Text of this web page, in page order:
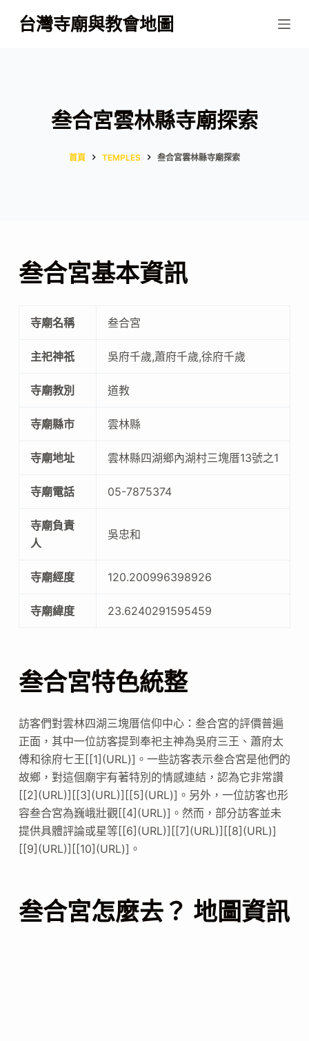
跳
至
台灣寺廟與教會地圖
叁合宮雲林縣寺廟探索
首頁 TEMPLES 叁合宮雲林縣寺廟探索
叁合宮基本資訊
寺廟名稱 叁合宮
主祀神祇 吳府千歲,蕭府千歲,徐府千歲
寺廟教別 道教
寺廟縣市 雲林縣
寺廟地址 雲林縣四湖鄉內湖村三塊厝13號之1
寺廟電話 05-7875374
寺廟負責
人
吳忠和
寺廟經度 120.200996398926
寺廟緯度 23.6240291595459
叁合宮特色統整
訪客們對雲林四湖三塊厝信仰中心：叁合宮的評價普遍
正面，其中一位訪客提到奉祀主神為吳府三王、蕭府太
傅和徐府七王[[1](URL)]。一些訪客表示叁合宮是他們的
故鄉，對這個廟宇有著特別的情感連結，認為它非常讚
[[2](URL)][[3](URL)][[5](URL)]。另外，一位訪客也形
容叁合宮為巍峨壯觀[[4](URL)]。然而，部分訪客並未
提供具體評論或星等[[6](URL)][[7](URL)][[8](URL)]
[[9](URL)][[10](URL)]。
叁合宮怎麼去？ 地圖資訊